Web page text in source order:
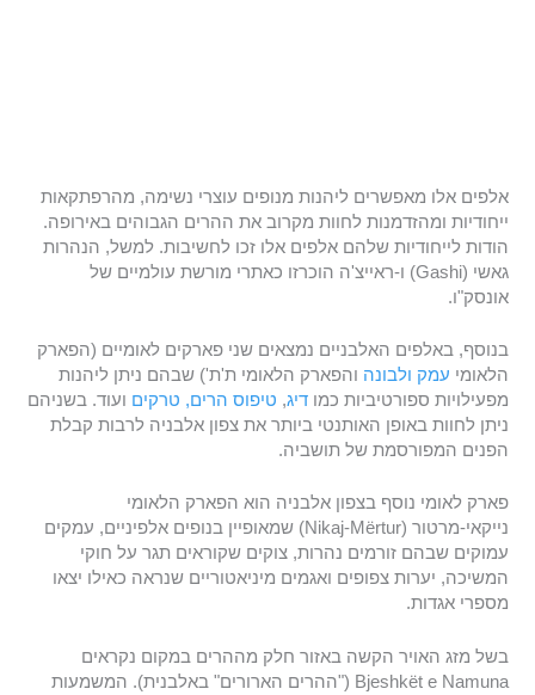
אלפים אלו מאפשרים ליהנות מנופים עוצרי נשימה, מהרפתקאות
ייחודיות ומהזדמנות לחוות מקרוב את ההרים הגבוהים באירופה.
הודות לייחודיות שלהם אלפים אלו זכו לחשיבות. למשל, הנהרות
גאשי (Gashi) ו-ראייצ'ה הוכרזו כאתרי מורשת עולמיים של
אונסק"ו.
בנוסף, באלפים האלבניים נמצאים שני פארקים לאומיים (הפארק
הלאומי עמק ולבונה והפארק הלאומי ת'ת') שבהם ניתן ליהנות
מפעילויות ספורטיביות כמודיג, טיפוס הרים, טרקים ועוד. בשניהם
ניתן לחוות באופן האותנטי ביותר את צפון אלבניה לרבות קבלת
הפנים המפורסמת של תושביה.
פארק לאומי נוסף בצפון אלבניה הוא הפארק הלאומי
נייקאי-מרטור (Nikaj-Mërtur) שמאופיין בנופים אלפיניים, עמקים
עמוקים שבהם זורמים נהרות, צוקים שקוראים תגר על חוקי
המשיכה, יערות צפופים ואגמים מיניאטוריים שנראה כאילו יצאו
מספרי אגדות.
בשל מזג האויר הקשה באזור חלק מההרים במקום נקראים
Bjeshkët e Namuna ("ההרים הארורים" באלבנית). המשמעות